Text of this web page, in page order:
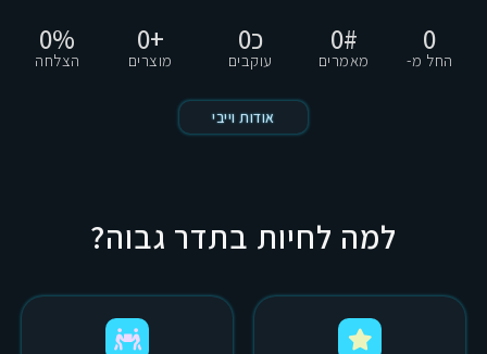
0
החל מ-
#
0
מאמרים
כ0
עוקבים
+
0
מוצרים
%
0
הצלחה
אודות וייבי
למה לחיות בתדר גבוה?